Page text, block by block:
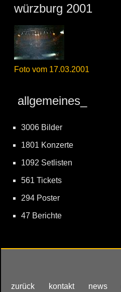
würzburg 2001
Foto vom 17.03.2001
allgemeines_
3006 Bilder
1801 Konzerte
1092 Setlisten
561 Tickets
294 Poster
47 Berichte
zurück kontakt news